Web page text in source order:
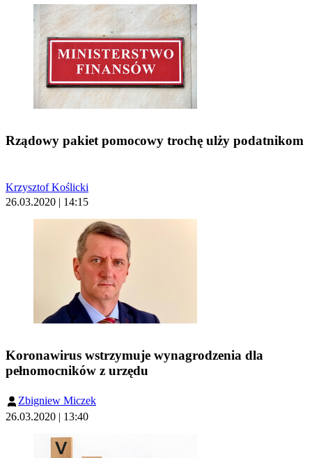
Rządowy pakiet pomocowy trochę ulży podatnikom
Krzysztof Koślicki
26.03.2020 | 14:15
Koronawirus wstrzymuje wynagrodzenia dla
pełnomocników z urzędu
Zbigniew Miczek
26.03.2020 | 13:40